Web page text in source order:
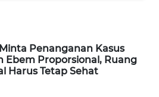
Penanganan Kasus
Ebem Proporsional, Ruang
Harus Tetap Sehat